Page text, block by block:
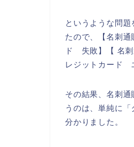
というような問
たので、【名刺
ド 失敗】【 名
レジットカード
その結果、名刺通
うのは、単純に
分かりました。